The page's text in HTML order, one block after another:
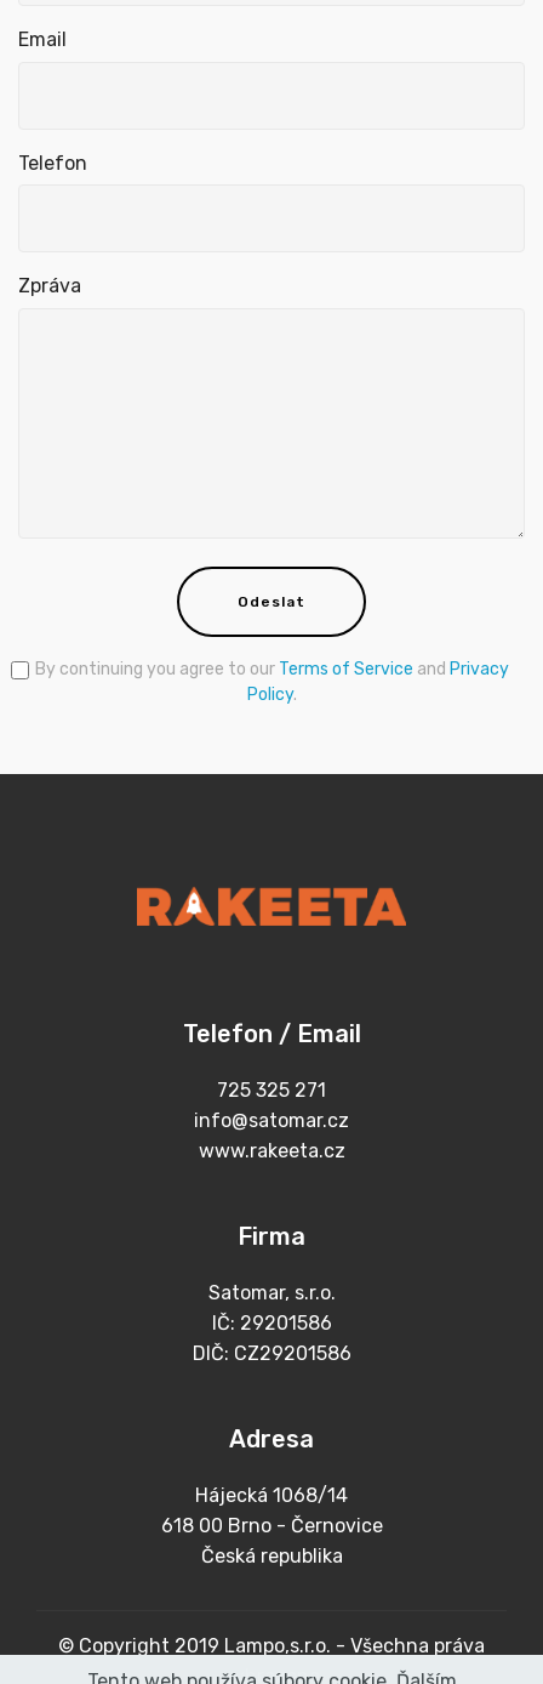
Email
Telefon
Zpráva
Odeslat
By continuing you agree to our Terms of Service and Privacy
Policy.
Telefon / Email
725 325 271
info@satomar.cz
www.rakeeta.cz
Firma
Satomar, s.r.o.
IČ: 29201586
DIČ: CZ29201586
Adresa
Hájecká 1068/14
618 00 Brno - Černovice
Česká republika
© Copyright 2019 Lampo,s.r.o. - Všechna práva
vyhrazena